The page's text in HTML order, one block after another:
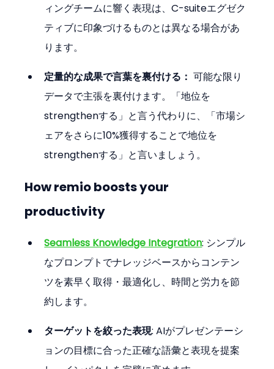
ィングチームに響く表現は、C-suiteエグゼク
ティブに印象づけるものとは異なる場合があ
ります。
定量的な成果で言葉を裏付ける： 可能な限り
データで主張を裏付けます。「地位を
strengthenする」と言う代わりに、「市場シ
ェアをさらに10%獲得することで地位を
strengthenする」と言いましょう。
How remio boosts your
productivity
Seamless Knowledge Integration: シンプル
なプロンプトでナレッジベースからコンテン
ツを素早く取得・最適化し、時間と労力を節
約します。
ターゲットを絞った表現: AIがプレゼンテーシ
ョンの目標に合った正確な語彙と表現を提案